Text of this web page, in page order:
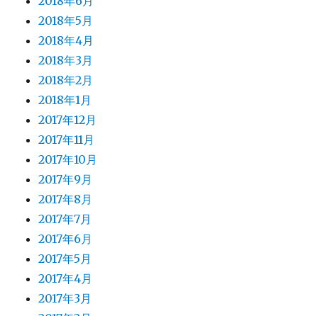
2018年5月
2018年4月
2018年3月
2018年2月
2018年1月
2017年12月
2017年11月
2017年10月
2017年9月
2017年8月
2017年7月
2017年6月
2017年5月
2017年4月
2017年3月